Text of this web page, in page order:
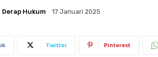
Derap Hukum 17 Januari 2025
Twitter Pinterest